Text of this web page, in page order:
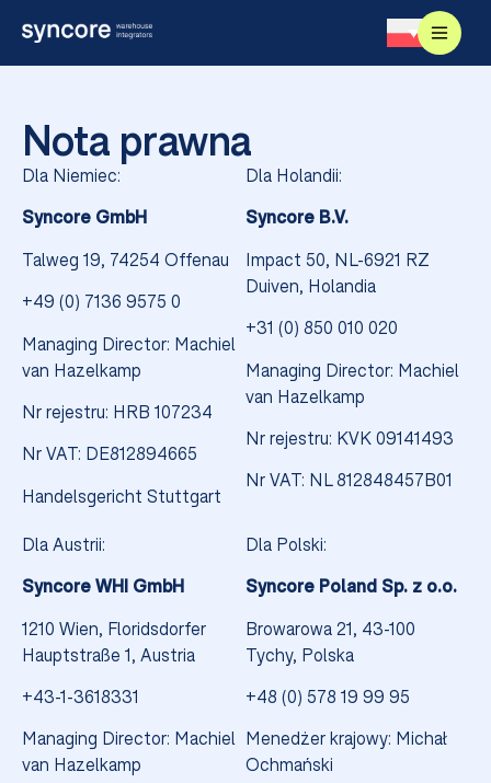
Nota prawna
Dla Niemiec:
Syncore GmbH
Talweg 19, 74254 Offenau
+49 (0) 7136 9575 0
Managing Director: Machiel
van Hazelkamp
Nr rejestru: HRB 107234
Nr VAT: DE812894665
Handelsgericht Stuttgart
Dla Holandii:
Syncore B.V.
Impact 50, NL-6921 RZ
Duiven, Holandia
+31 (0) 850 010 020
Managing Director: Machiel
van Hazelkamp
Nr rejestru: KVK 09141493
Nr VAT: NL 812848457B01
Dla Austrii:
Syncore WHI GmbH
1210 Wien, Floridsdorfer
Hauptstraße 1, Austria
+43-1-3618331
Managing Director: Machiel
van Hazelkamp
Dla Polski:
Syncore Poland Sp. z o.o.
Browarowa 21, 43-100
Tychy, Polska
+48 (0) 578 19 99 95
Menedżer krajowy: Michał
Ochmański